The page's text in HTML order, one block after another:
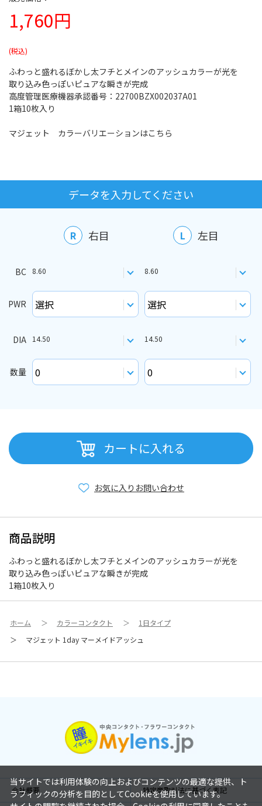
1,760円
ふわっと盛れるぼかし太フチとメインのアッシュカラーが光を
取り込み色っぽいピュアな瞬きが完成
高度管理医療機器承認番号：22700BZX002037A01
1箱10枚入り
マジェット カラーバリエーションはこちら
データを入力してください
R 右目 L 左目
BC 8.60 8.60
PWR
DIA 14.50 14.50
数量
カートに入れる
お問い合わせ
お気に入り
商品説明
ふわっと盛れるぼかし太フチとメインのアッシュカラーが光を
取り込み色っぽいピュアな瞬きが完成
1箱10枚入り
ホーム ＞ カラーコンタクト ＞
1日タイプ
＞
マジェット 1day マーメイドアッシュ
会社概要 特定商取引法に基づく表記
当サイトでは利用体験の向上およびコンテンツの最適な提供、ト
ラフィックの分析を目的としてCookieを使用しています。